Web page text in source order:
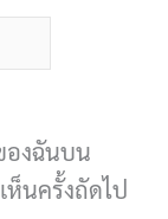
องฉันบน
ห็นครั้งถัดไป